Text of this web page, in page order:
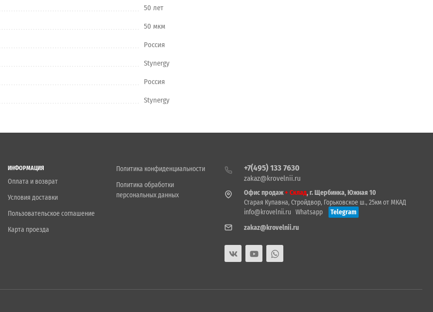
50 лет
50 мкм
Россия
Stynergy
Россия
Stynergy
ИНФОРМАЦИЯ
Оплата и возврат
Условия доставки
Пользовательское соглашение
Карта проезда
Политика конфиденциальности
Политика обработки
персональных данных
+7(495) 133 7630
zakaz@krovelnii.ru
Офис продаж+ Склад, г. Щербинка, Южная 10
Старая Купавна, Стройдвор, Горьковское ш., 25км от МКАД
info@krovelnii.ru
Whatsapp
Telegram
zakaz@krovelnii.ru